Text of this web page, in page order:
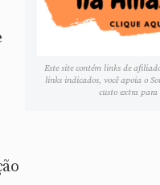
Este site contém links de
links indicados, você apoia o
custo extra para